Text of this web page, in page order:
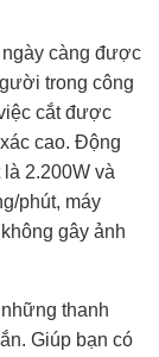
ngày càng được
trong công
cắt được
cao. Động
2.200W và
phút, máy
gây ảnh
thanh
Giúp bạn có